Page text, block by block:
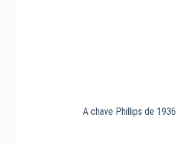
A chave Phillips de 1936